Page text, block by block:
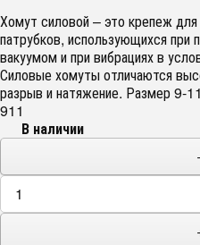
Хомут силовой – это крепеж
патрубков, использующихся
вакуумом и при вибрациях в
Силовые хомуты отличаются
разрыв и натяжение. Размер 9-
911
В наличии